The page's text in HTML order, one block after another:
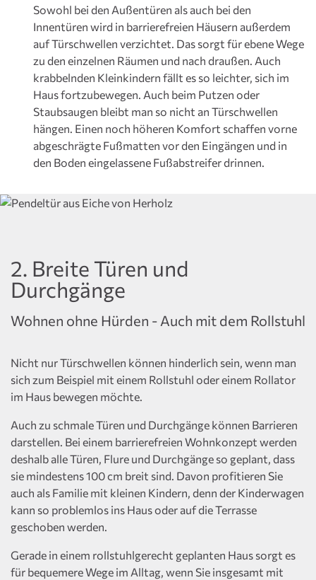
Sowohl bei den Außentüren als auch bei den
Innentüren wird in barrierefreien Häusern außerdem
auf Türschwellen verzichtet. Das sorgt für ebene Wege
zu den einzelnen Räumen und nach draußen. Auch
krabbelnden Kleinkindern fällt es so leichter, sich im
Haus fortzubewegen. Auch beim Putzen oder
Staubsaugen bleibt man so nicht an Türschwellen
hängen. Einen noch höheren Komfort schaffen vorne
abgeschrägte Fußmatten vor den Eingängen und in
den Boden eingelassene Fußabstreifer drinnen.
Wohnen ohne Hürden - Auch mit dem Rollstuhl
2. Breite Türen und
Durchgänge
Nicht nur Türschwellen können hinderlich sein, wenn man
sich zum Beispiel mit einem Rollstuhl oder einem Rollator
im Haus bewegen möchte.
Auch zu schmale Türen und Durchgänge können Barrieren
darstellen. Bei einem barrierefreien Wohnkonzept werden
deshalb alle Türen, Flure und Durchgänge so geplant, dass
sie mindestens 100 cm breit sind. Davon profitieren Sie
auch als Familie mit kleinen Kindern, denn der Kinderwagen
kann so problemlos ins Haus oder auf die Terrasse
geschoben werden.
Gerade in einem rollstuhlgerecht geplanten Haus sorgt es
für bequemere Wege im Alltag, wenn Sie insgesamt mit